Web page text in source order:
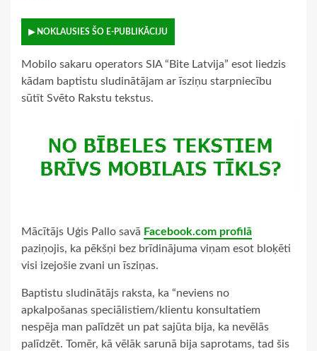
▶ NOKLAUSIES ŠO E-PUBLIKĀCIJU
Mobilo sakaru operators SIA “Bite Latvija” esot liedzis
kādam baptistu sludinātājam ar īsziņu starpniecību
sūtīt Svēto Rakstu tekstus.
Mācītājs Uģis Pallo savā Facebook.com profilā
paziņojis, ka pēkšņi bez brīdinājuma viņam esot bloķēti
visi izejošie zvani un īsziņas.
Baptistu sludinātājs raksta, ka “neviens no
apkalpošanas speciālistiem/klientu konsultatiem
nespēja man palīdzēt un pat sajūta bija, ka nevēlās
palīdzēt. Tomēr, kā vēlāk sarunā bija saprotams, tad šis